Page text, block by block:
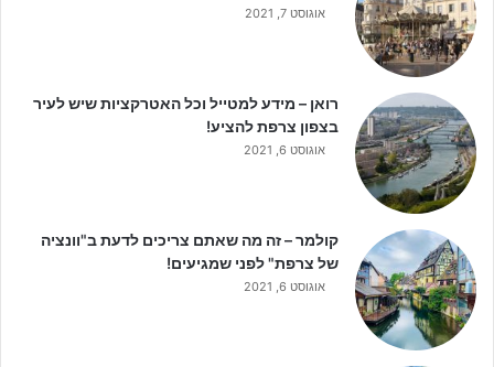
אוגוסט 7, 2021
רואן – מידע למטייל וכל האטרקציות שיש לעיר
בצפון צרפת להציע!
אוגוסט 6, 2021
קולמר – זה מה שאתם צריכים לדעת ב"וונציה
של צרפת" לפני שמגיעים!
אוגוסט 6, 2021